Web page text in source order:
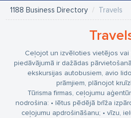
1188 Business Directory Travels
Ceļojot un izvēloties vietējos vai
piedāvājumā ir dažādas
ekskursijas autobusiem, avio
prāmjiem, plānojot
Tūrisma firmas, ceļojumu
nodrošina: • lētus pēdējā brīža
ceļojumu apdrošināšanu; • vīzu,